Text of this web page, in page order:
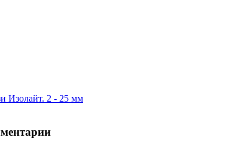
Изолайт. 2 - 25 мм